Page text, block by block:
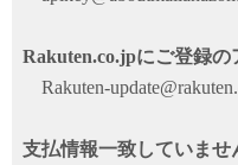
Rakuten.co.jpにご登録
Rakuten-
支払情報一致していませ